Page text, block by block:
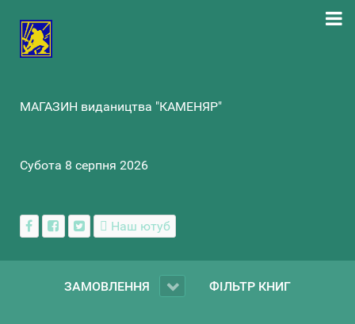
МАГАЗИН видаництва "КАМЕНЯР"
Субота 8 серпня 2026
Наш ютуб
ЗАМОВЛЕННЯ ФІЛЬТР КНИГ